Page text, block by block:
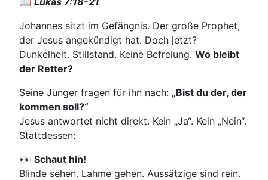
Johannes sitzt im Gefängnis. Der große Prophet,
der Jesus angekündigt hat. Doch jetzt?
Dunkelheit. Stillstand. Keine Befreiung. Wo bleibt
der Retter?
Seine Jünger fragen für ihn nach: „Bist du der, der
kommen soll?“
Jesus antwortet nicht direkt. Kein „Ja“. Kein „Nein“.
Stattdessen:
👀 Schaut hin!
Blinde sehen. Lahme gehen. Aussätzige sind rein.